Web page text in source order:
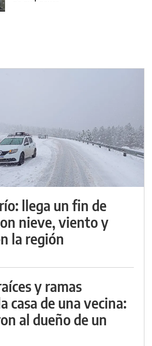
llega un fin de
nieve, viento y
la región
y ramas
casa de una vecina:
al dueño de un